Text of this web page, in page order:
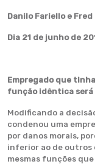
Danilo Fariello e Fred
Dia 21 de junho de
Empregado que
função idêntica
Modificando a
condenou uma
por danos morais,
inferior ao de outros
mesmas funções